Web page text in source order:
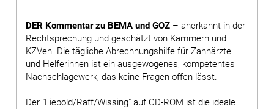
DER Kommentar zu BEMA und GOZ – anerkannt in der
Rechtsprechung und geschätzt von Kammern und
KZVen. Die tägliche Abrechnungshilfe für Zahnärzte
und Helferinnen ist ein ausgewogenes, kompetentes
Nachschlagewerk, das keine Fragen offen lässt.
Der "Liebold/Raff/Wissing" auf CD-ROM ist die ideale